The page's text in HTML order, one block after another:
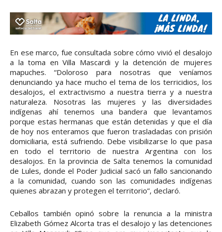
En ese marco, fue consultada sobre cómo vivió el desalojo
a la toma en Villa Mascardi y la detención de mujeres
mapuches. “Doloroso para nosotras que veníamos
denunciando ya hace mucho el tema de los terricidios, los
desalojos, el extractivismo a nuestra tierra y a nuestra
naturaleza. Nosotras las mujeres y las diversidades
indígenas ahí tenemos una bandera que levantamos
porque estas hermanas que están detenidas y que el día
de hoy nos enteramos que fueron trasladadas con prisión
domiciliaria, está sufriendo. Debe visibilizarse lo que pasa
en todo el territorio de nuestra Argentina con los
desalojos. En la provincia de Salta tenemos la comunidad
de Lules, donde el Poder Judicial sacó un fallo sancionando
a la comunidad, cuando son las comunidades indígenas
quienes abrazan y protegen el territorio”, declaró.
Ceballos también opinó sobre la renuncia a la ministra
Elizabeth Gómez Alcorta tras el desalojo y las detenciones